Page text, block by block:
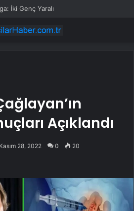
İki Genç Yaralı
Açıklandı
Kasım 28, 2022 0 20